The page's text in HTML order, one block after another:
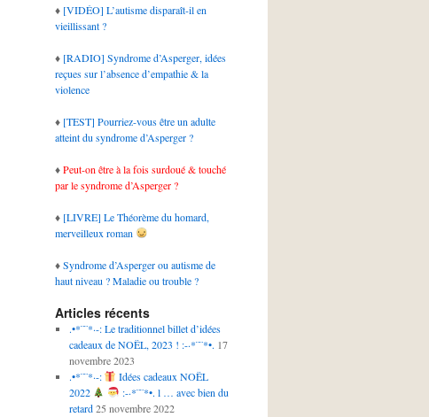
♦ [VIDÉO] L’autisme disparaît-il en
vieillissant ?
♦ [RADIO] Syndrome d’Asperger, idées
reçues sur l’absence d’empathie & la
violence
♦ [TEST] Pourriez-vous être un adulte
atteint du syndrome d’Asperger ?
♦Peut-on être à la fois surdoué & touché
par le syndrome d’Asperger ?
♦ [LIVRE] Le Théorème du homard,
merveilleux roman
♦Syndrome d’Asperger ou autisme de
haut niveau ? Maladie ou trouble ?
Articles récents
.•*¨¨*·-: Le traditionnel billet d’idées
cadeaux de NOËL, 2023 ! :-·*¨¨*•. 17
novembre 2023
.•*¨¨*·-:
Idées cadeaux NOËL
2022
:-·*¨¨*•. l … avec bien du
retard 25 novembre 2022